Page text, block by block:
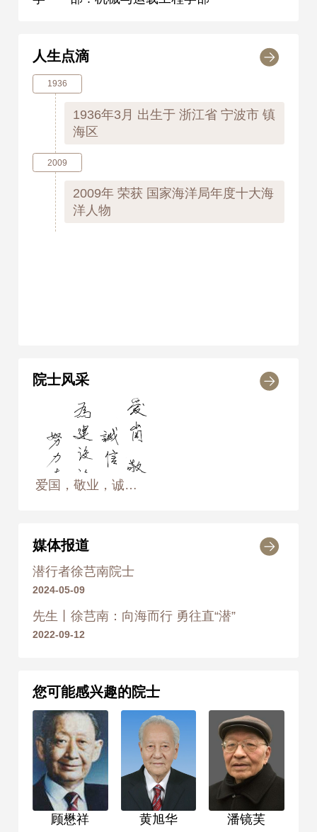
人生点滴
1936
1936年3月 出生于 浙江省 宁波市 镇
海区
2009
2009年荣获 国家海洋局年度十大海
洋人物
院士风采
爱国，敬业，诚信，友善，为建设海洋强国努力奋斗 2014年10月17日， 摄于无锡中国船舶重工集团公司第七〇二研究所“蛟龙号”平台 摄影师：黄慧靖、侯艺兵
媒体报道
潜行者徐芑南院士
2024-05-09
先生丨徐芑南：向海而行 勇往直“潜”
2022-09-12
您可能感兴趣的院士
顾懋祥 黄旭华 潘镜芙